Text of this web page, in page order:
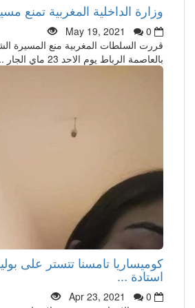
وزارة الداخلية المغربية تمنع
May 19, 2021
0
قررت السلطات المغربية منع المسيرة
بالعاصمة الرباط يوم الاحد 23 ماي الجار ...
كوميساريا تامسنا تتستر على
استادة ...
Apr 23, 2021
0